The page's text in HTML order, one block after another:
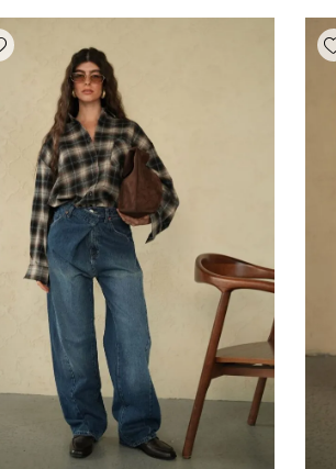
Add wishlist